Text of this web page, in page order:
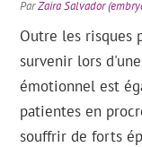
ParZaira Salvador
Outre les risques
survenir lors
émotionnel est
patientes en
souffrir de forts